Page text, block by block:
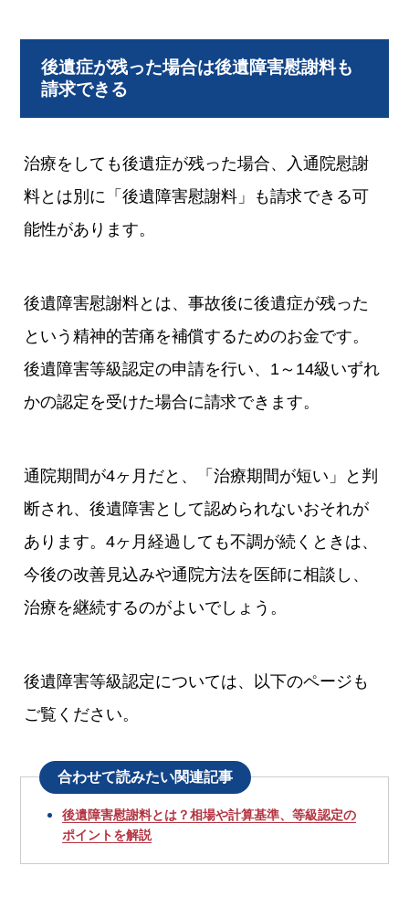
後遺症が残った場合は後遺障害慰謝料も
請求できる
治療をしても後遺症が残った場合、入通院慰謝
料とは別に「後遺障害慰謝料」も請求できる可
能性があります。
後遺障害慰謝料とは、事故後に後遺症が残った
という精神的苦痛を補償するためのお金です。
後遺障害等級認定の申請を行い、1～14級いずれ
かの認定を受けた場合に請求できます。
通院期間が4ヶ月だと、「治療期間が短い」と判
断され、後遺障害として認められないおそれが
あります。4ヶ月経過しても不調が続くときは、
今後の改善見込みや通院方法を医師に相談し、
治療を継続するのがよいでしょう。
後遺障害等級認定については、以下のページも
ご覧ください。
合わせて読みたい関連記事
後遺障害慰謝料とは？相場や計算基準、等級認定の
ポイントを解説